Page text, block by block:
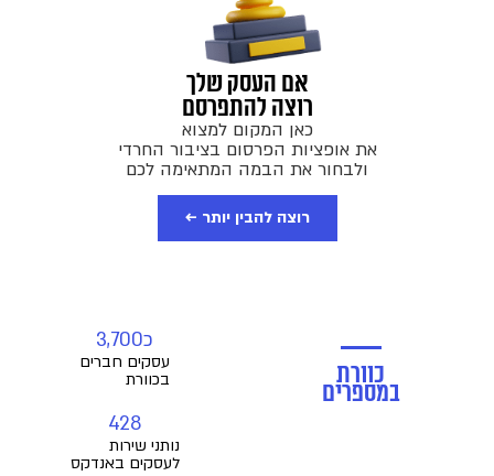
אם העסק שלך
רוצה להתפרסם
כאן המקום למצוא
את אופציות הפרסום בציבור החרדי
ולבחור את הבמה המתאימה לכם
רוצה להבין יותר ←
כוורת
במספרים
עסקים חברים
בכוורת
כ3,700
נותני שירות
לעסקים באנדקס
428